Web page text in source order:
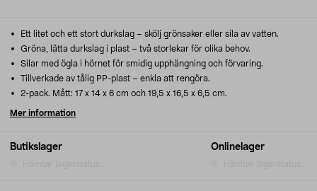
Butikslager Onlinelager
Ett litet och ett stort durkslag – skölj grönsaker eller sila av vatten.
Gröna, lätta durkslag i plast – två storlekar för olika behov.
Silar med ögla i hörnet för smidig upphängning och förvaring.
Tillverkade av tålig PP-plast – enkla att rengöra.
2-pack. Mått: 17 x 14 x 6 cm och 19,5 x 16,5 x 6,5 cm.
Mer information